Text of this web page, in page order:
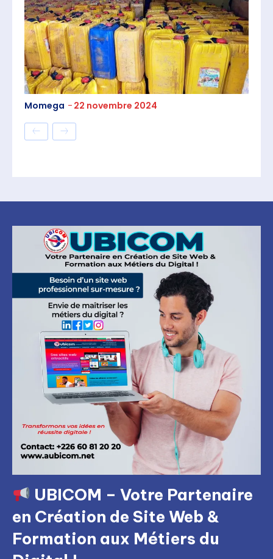
Momega - 22 novembre 2024
UBICOM – Votre Partenaire
en Création de Site Web &
Formation aux Métiers du